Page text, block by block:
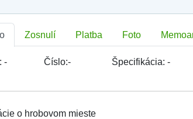
Zosnulí Platba Foto
- Číslo:- Špecifikácia:-
o hrobovom mieste